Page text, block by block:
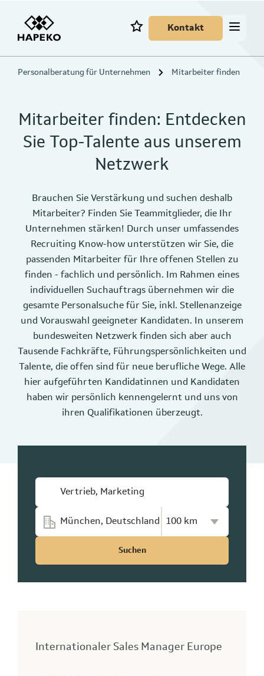
Kontakt
Personalberatung für Unternehmen Mitarbeiter finden
Mitarbeiter finden: Entdecken
Sie Top-Talente aus unserem
Netzwerk
Brauchen Sie Verstärkung und suchen deshalb
Mitarbeiter? Finden Sie Teammitglieder, die Ihr
Unternehmen stärken! Durch unser umfassendes
Recruiting Know-how unterstützen wir Sie, die
passenden Mitarbeiter für Ihre offenen Stellen zu
finden - fachlich und persönlich. Im Rahmen eines
individuellen Suchauftrags übernehmen wir die
gesamte Personalsuche für Sie, inkl. Stellenanzeige
und Vorauswahl geeigneter Kandidaten. In unserem
bundesweiten Netzwerk finden sich aber auch
Tausende Fachkräfte, Führungspersönlichkeiten und
Talente, die offen sind für neue berufliche Wege. Alle
hier aufgeführten Kandidatinnen und Kandidaten
haben wir persönlich kennengelernt und uns von
ihren Qualifikationen überzeugt.
Suchen
Internationaler Sales Manager Europe